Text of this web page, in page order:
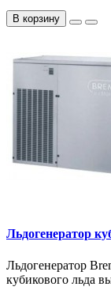
В корзину
Льдогенератор
Льдогенератор
кубикового льда